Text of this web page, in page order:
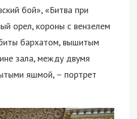
бой», «Битва при
орел, короны с вензелем
бархатом, вышитым
зала, между двумя
яшмой, – портрет